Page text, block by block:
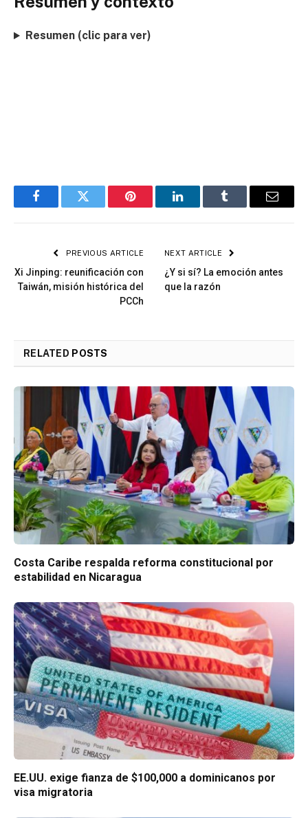
Resumen (clic para ver)
FacebookTwitter Pinterest LinkedInTumblr Email
PREVIOUS ARTICLE
Xi Jinping: reunificación con
Taiwán, misión histórica del
PCCh
NEXT ARTICLE
¿Y si sí? La emoción antes
que la razón
RELATED POSTS
Costa Caribe respalda reforma constitucional por
estabilidad en Nicaragua
EE.UU. exige fianza de $100,000 a dominicanos por
visa migratoria